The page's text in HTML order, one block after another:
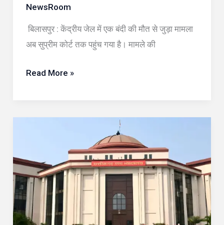
NewsRoom
बिलासपुर : केंद्रीय जेल में एक बंदी की मौत से जुड़ा मामला
अब सुप्रीम कोर्ट तक पहुंच गया है। मामले की
से
मुआवजे
Read More »
लिए
बड़ी
राहत,
हाईकोर्ट